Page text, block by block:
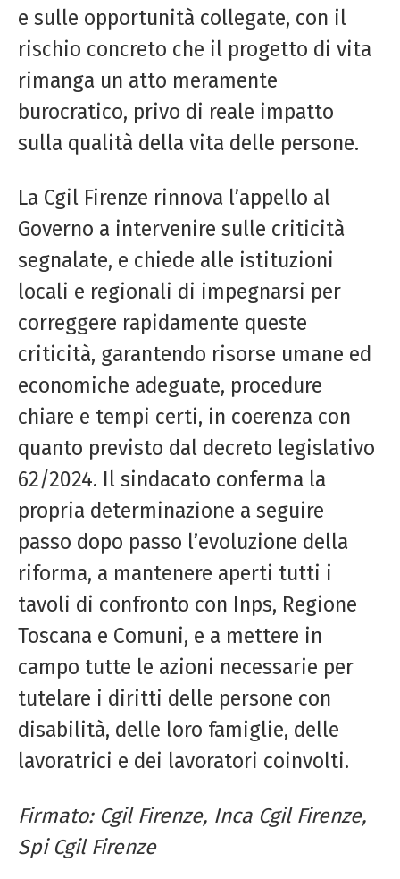
e sulle opportunità collegate, con il
rischio concreto che il progetto di vita
rimanga un atto meramente
burocratico, privo di reale impatto
sulla qualità della vita delle persone.
La Cgil Firenze rinnova l’appello al
Governo a intervenire sulle criticità
segnalate, e chiede alle istituzioni
locali e regionali di impegnarsi per
correggere rapidamente queste
criticità, garantendo risorse umane ed
economiche adeguate, procedure
chiare e tempi certi, in coerenza con
quanto previsto dal decreto legislativo
62/2024. Il sindacato conferma la
propria determinazione a seguire
passo dopo passo l’evoluzione della
riforma, a mantenere aperti tutti i
tavoli di confronto con Inps, Regione
Toscana e Comuni, e a mettere in
campo tutte le azioni necessarie per
tutelare i diritti delle persone con
disabilità, delle loro famiglie, delle
lavoratrici e dei lavoratori coinvolti.
Firmato: CgilFirenze, Inca CgilFirenze,
Spi CgilFirenze